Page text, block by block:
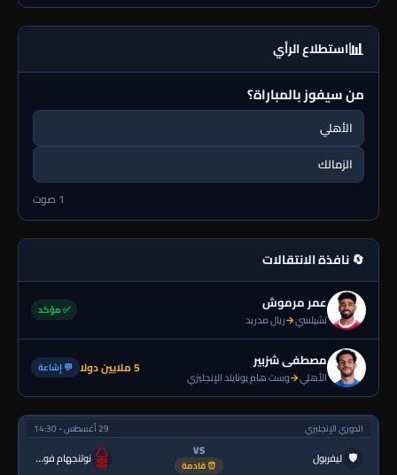
📊استطلاع الرأي
من سيفوز بالمباراة؟
الأهلي
الزمالك
1 صوت
🔄 نافذة الانتقالات
عمر مرموش
تشيلسي→ريال مدريد
✅ مؤكد
مصطفى شزبير
الأهلي→وست هام يونايتد الإنجليزي 5 ملايين دولا 💬 إشاعة
الدوري الإنجليزي 29 أغسطس - 14:30
🛡 ليفربول VS
⏰ قادمة نوتنجهام فورست